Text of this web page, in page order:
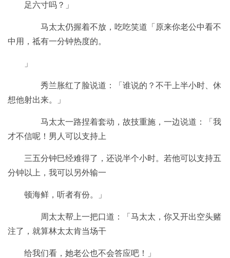
足六寸吗？」
马太太仍握着不放，吃吃笑道「原来你老公中看不
中用，祗有一分钟热度的。
」
秀兰胀红了脸说道：「谁说的？不干上半小时、休
想他射出来。」
马太太一路捏着套动，故技重施，一边说道：「我
才不信呢！男人可以支持上
三五分钟巳经难得了，还说半个小时。若他可以支持五
分钟以上，我可以另外输一
顿海鲜，听者有份。」
周太太帮上一把口道：「马太太，你又开出空头赌
注了，就算林太太肯当场干
给我们看，她老公也不会答应吧！」